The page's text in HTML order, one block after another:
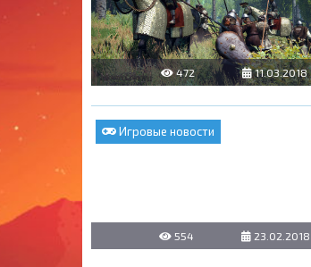
472 11.03.2018
Игровые новости
554 23.02.2018